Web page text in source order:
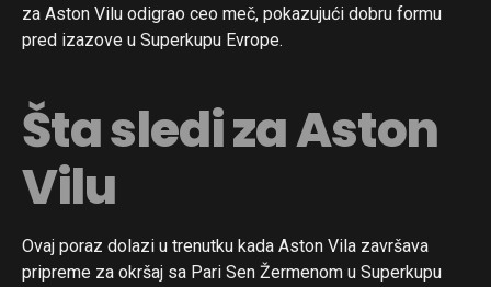
za Aston Vilu odigrao ceo meč, pokazujući dobru formu
pred izazove u Superkupu Evrope.
Šta sledi za Aston
Vilu
Ovaj poraz dolazi u trenutku kada Aston Vila završava
pripreme za okršaj sa Pari Sen Žermenom u Superkupu
Flipboard